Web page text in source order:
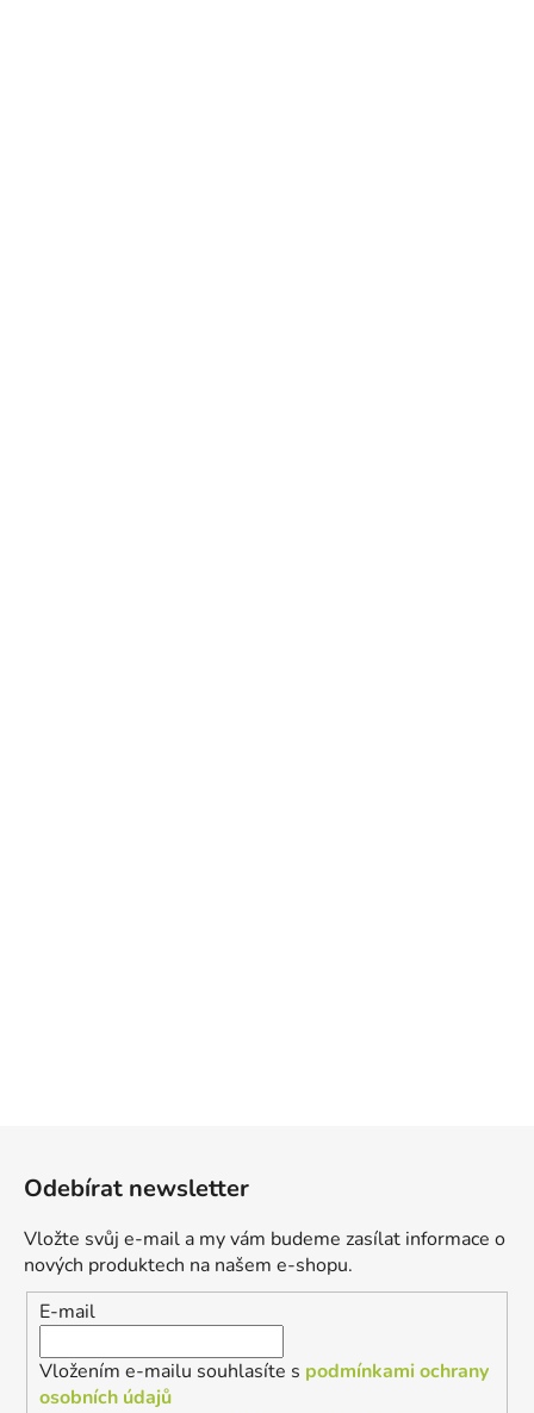
Odebírat newsletter
Vložte svůj e-mail a my vám budeme zasílat informace o
nových produktech na našem e-shopu.
E-mail
Vložením e-mailu souhlasíte s podmínkami ochrany
osobních údajů